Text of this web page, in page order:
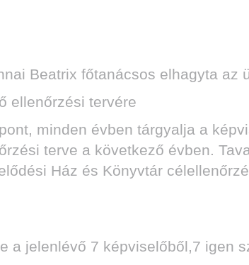
Beatrix főtanácsos elhagyta az
ellenőrzési tervére
minden évben tárgyalja a
terve a következő évben.
Ház és Könyvtár
a jelenlévő 7 képviselőből,7 igen